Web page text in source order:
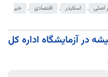
اصلی , اسلایدر , اقتصادی ,
خبر
در آزمایشگاه اداره کل